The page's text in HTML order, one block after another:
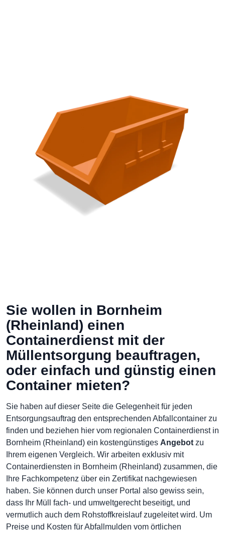
Sie wollen in Bornheim
(Rheinland) einen
Containerdienst mit der
Müllentsorgung beauftragen,
oder einfach und günstig einen
Container mieten?
Sie haben auf dieser Seite die Gelegenheit für jeden
Entsorgungsauftrag den entsprechenden Abfallcontainer zu
finden und beziehen hier vom regionalen Containerdienst in
Bornheim (Rheinland) ein kostengünstiges Angebot zu
Ihrem eigenen Vergleich. Wir arbeiten exklusiv mit
Containerdiensten in Bornheim (Rheinland) zusammen, die
Ihre Fachkompetenz über ein Zertifikat nachgewiesen
haben. Sie können durch unser Portal also gewiss sein,
dass Ihr Müll fach- und umweltgerecht beseitigt, und
vermutlich auch dem Rohstoffkreislauf zugeleitet wird. Um
Preise und Kosten für Abfallmulden vom örtlichen